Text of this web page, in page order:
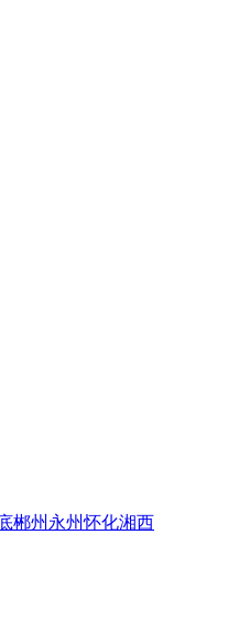
郴州 永州怀化湘西